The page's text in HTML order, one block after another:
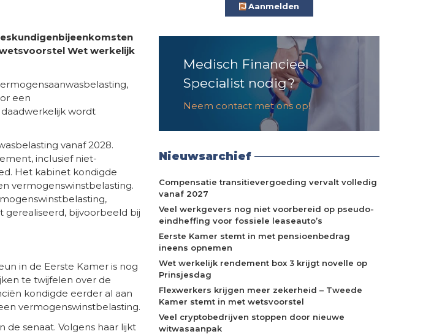
Wet werkelijk
een
wordt
vanaf 2028.
inclusief niet-
Het kabinet kondigde
vermogenswinstbelasting.
gerealiseerd, bijvoorbeeld bij
in de Eerste Kamer is nog
te twijfelen over de
kondigde eerder al aan
vermogenswinstbelasting.
senaat. Volgens haar lijkt
Aanmelden
Medisch Financieel
Specialist nodig?
Neem contact met ons op!
Nieuwsarchief
Compensatie transitievergoeding vervalt volledig
vanaf 2027
Veel werkgevers nog niet voorbereid op pseudo-
eindheffing voor fossiele leaseauto’s
Eerste Kamer stemt in met pensioenbedrag
ineens opnemen
Wet werkelijk rendement box 3 krijgt novelle op
Prinsjesdag
Flexwerkers krijgen meer zekerheid – Tweede
Kamer stemt in met wetsvoorstel
Veel cryptobedrijven stoppen door nieuwe
witwasaanpak